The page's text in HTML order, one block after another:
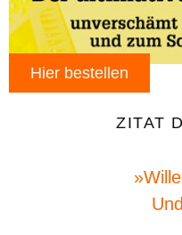
Hier bestellen
ZITAT